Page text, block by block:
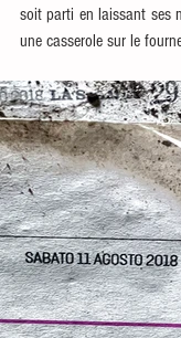
soit parti en laissant ses
une casserole sur le